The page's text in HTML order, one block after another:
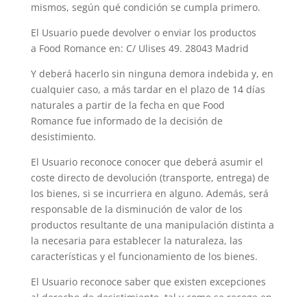
mismos, según qué condición se cumpla primero.
El Usuario puede devolver o enviar los productos
a Food Romance en: C/ Ulises 49. 28043 Madrid
Y deberá hacerlo sin ninguna demora indebida y, en
cualquier caso, a más tardar en el plazo de 14 días
naturales a partir de la fecha en que Food
Romance fue informado de la decisión de
desistimiento.
El Usuario reconoce conocer que deberá asumir el
coste directo de devolución (transporte, entrega) de
los bienes, si se incurriera en alguno. Además, será
responsable de la disminución de valor de los
productos resultante de una manipulación distinta a
la necesaria para establecer la naturaleza, las
características y el funcionamiento de los bienes.
El Usuario reconoce saber que existen excepciones